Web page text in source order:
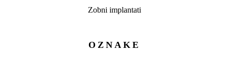
Zobni implantati
OZNAKE